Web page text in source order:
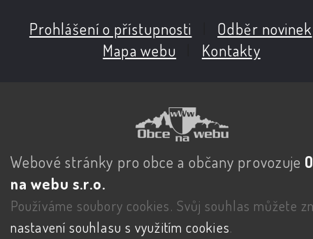
Prohlášení o přístupnosti Odběr novinek
Mapa webu
Kontakty
Webové stránky pro obce a občany provozuje
na webu s.r.o.
Používáme soubory cookies. Svůj souhlas můžete
nastavení souhlasu s využitím cookies.